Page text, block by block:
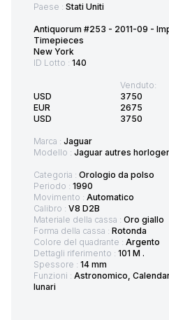
Paese : Stati Uniti
Antiquorum #253 - 2011-09 -
Timepieces
New York
ID Lotto : 140
USD
EUR
USD
Venduto:
3750
2675
3750
Marca : Jaguar
Modello : Jaguar autres
Categoria : Orologio da polso
Periodo : 1990
Movimento : Automatico
Calibro : V8 D2B
Materiale della cassa : Oro giallo
Forma della cassa : Rotonda
Colore del quadrante : Argento
Dettagli riferimento : 101 M .
Spessore : 14 mm
Funzioni : Astronomico,
lunari